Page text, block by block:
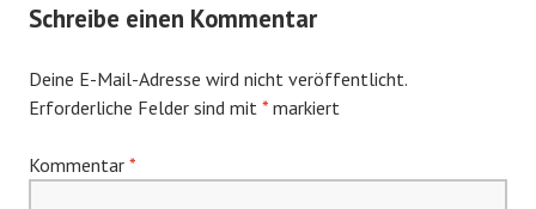
Schreibe einen Kommentar
Deine E-Mail-Adresse wird nicht veröffentlicht.
Erforderliche Felder sind mit * markiert
Kommentar *